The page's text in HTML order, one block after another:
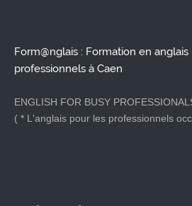
Form@nglais : Formation en
professionnels à Caen
ENGLISH FOR BUSY
( * L'anglais pour les professionnels